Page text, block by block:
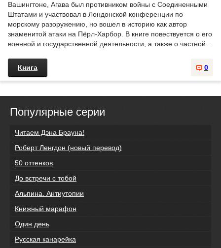
Вашингтоне, Агава был противником войны с Соединенными
Штатами и участвовал в Лондонской конференции по
морскому разоружению, но вошел в историю как автор
знаменитой атаки на Пёрл-Харбор. В книге повествуется о его
военной и государственной деятельности, а также о частной...
0
Книга
Популярные серии
Читаем Дэна Брауна!
Роберт Ленгдон (новый перевод)
50 оттенков
До встречи с тобой
Альпина. Антиутопии
Книжный марафон
Один день
Русская канарейка